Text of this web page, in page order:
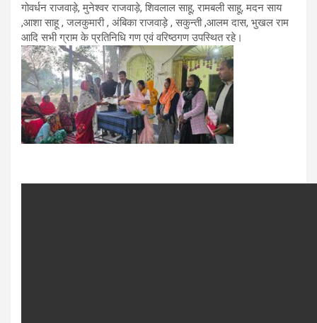
गोवर्धन राजवाड़े, मुनेश्वर राजवाड़े, शिवलाल साहू, रामबली साहू, मदन साय
,आशा साहू , जलकुमारी , अंबिका राजवाड़े , सकुन्ती ,आलम दास, भुखल राम
आदि सभी ग्राम के प्रतिनिधि गण एवं वरिष्ठगण उपस्थित रहे।